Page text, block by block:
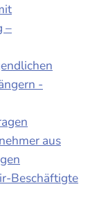
–
-
aus
Beschäftigte